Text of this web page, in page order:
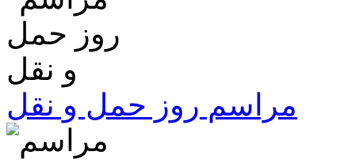
مراسم روز حمل و نقل